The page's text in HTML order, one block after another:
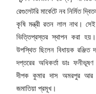
রেগুলেটরি মার্কেটে নব নির্মিত
কৃষি মন্ত্রী রতন লাল নাথ।
ভিত্তিপ্রস্তর স্থাপন করা
উপস্থিত ছিলেন বিধায়ক রঞ্জিত
দপ্তরের অধিকর্তা ডাঃ ফনীভূষণ
দীপক কুমার দাস অমরপুর আর
জমাতিয়া প্রমূখ।